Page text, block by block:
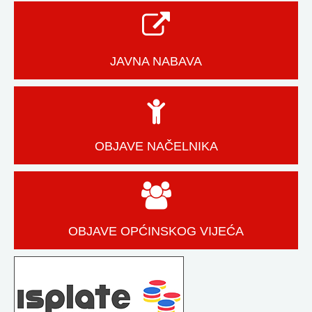
JAVNA NABAVA
OBJAVE NAČELNIKA
OBJAVE OPĆINSKOG VIJEĆA